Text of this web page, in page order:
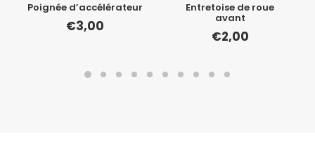
Poignée d’accélérateur
€3,00
Entretoise de roue
avant
€2,00